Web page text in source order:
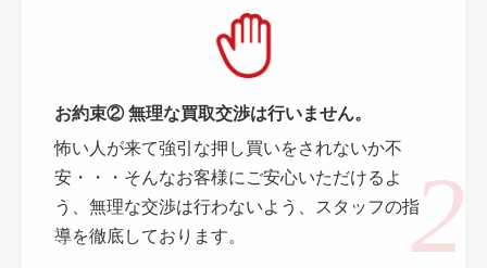
お約束② 無理な買取交渉は行いません。
怖い人が来て強引な押し買いをされないか不
安・・・そんなお客様にご安心いただけるよ
う、無理な交渉は行わないよう、スタッフの指
導を徹底しております。